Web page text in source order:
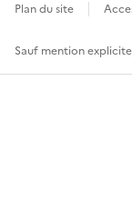
Plan du site
Sauf mention